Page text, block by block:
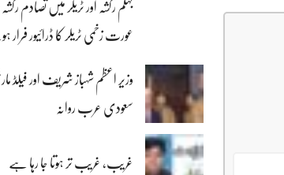
جہلم رکشہ اور ٹریلر میں تصادم
عورت زخمی ٹریلر کا ڈرائیور
وزیر اعظم شہباز شریف اور فیلڈ
سعودی عرب روانہ
غریب، غریب تر ہوتا جا رہا ہے